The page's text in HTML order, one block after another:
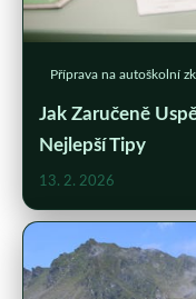
Příprava na autoškolní
Jak Zaručeně
Nejlepší Tipy
13. 2. 2026